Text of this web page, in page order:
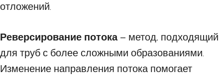
отложений.
Реверсирование потока– метод, подходящий
для труб с более сложными образованиями.
Изменение направления потока помогает